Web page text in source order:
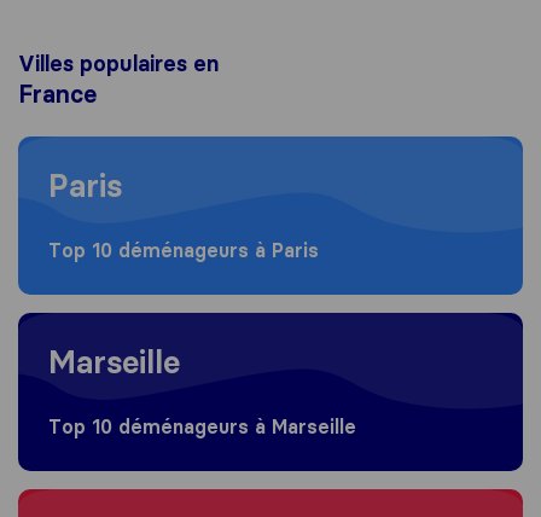
Villes populaires en
France
Moving to Paris
Paris
Top 10 déménageurs à Paris
Moving to Marseille
Marseille
Top 10 déménageurs à Marseille
Moving to Lyon